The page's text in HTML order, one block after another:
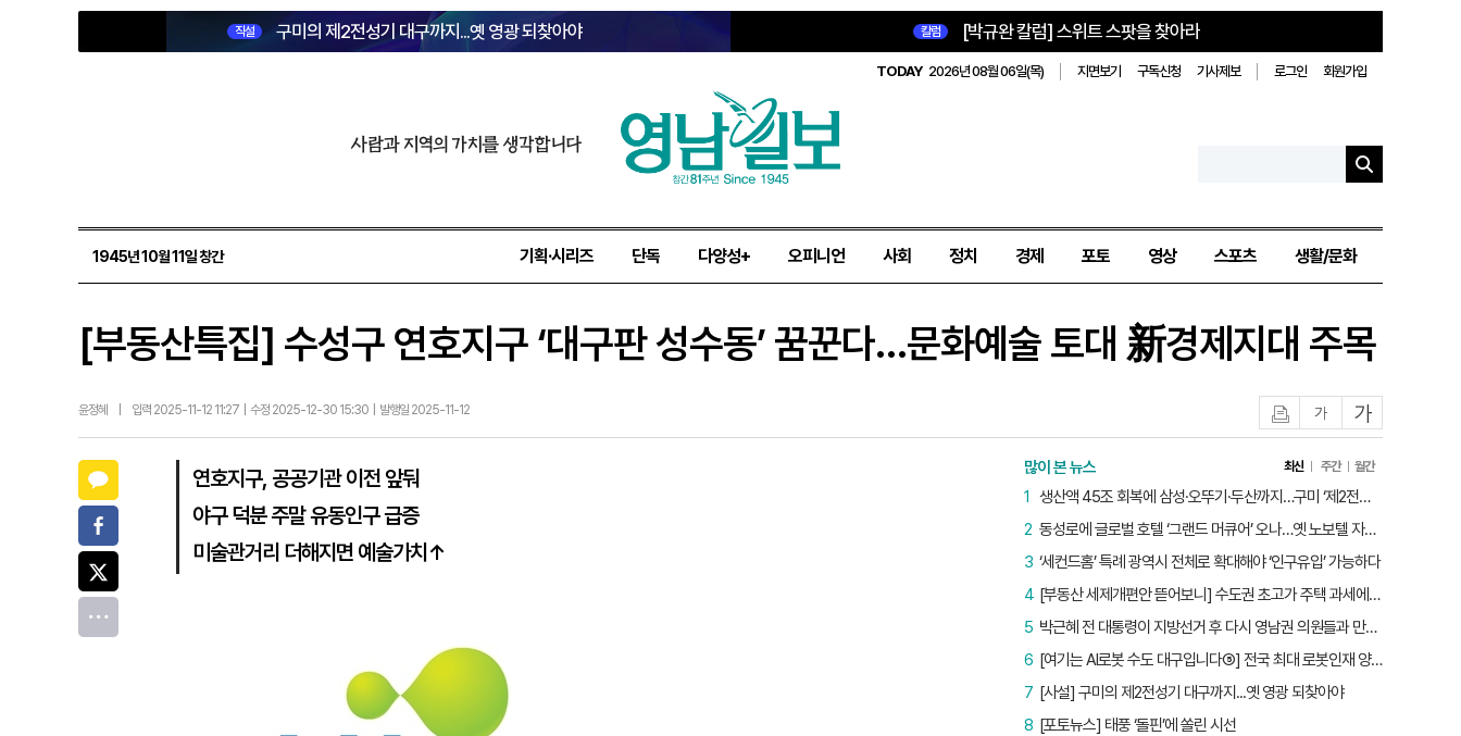
직설 구미의 제2전성기 대구까지...옛 영광 되찾아야 칼럼 [박규완 칼럼] 스위트 스팟을 찾아라
TODAY 2026년 08월 06일(목) 지면보기 구독신청 기사제보 로그인 회원가입
사람과 지역의 가치를 생각합니다
1945년 10월 11일 창간 기획·시리즈 단독 다양성+ 오피니언 사회 정치 경제 포토 영상 스포츠 생활/문화
[부동산특집] 수성구 연호지구 ‘대구판 성수동’ 꿈꾼다…문화예술 토대 新경제지대 주목
윤정혜 입력 2025-11-12 11:27 | 수정 2025-12-30 15:30 | 발행일 2025-11-12 글자작게글자크게
연호지구, 공공기관 이전 앞둬
야구 덕분 주말 유동인구 급증
미술관거리 더해지면 예술가치↑
많이 본 뉴스 최신 주간 월간
생산액 45조 회복에 삼성·오뚜기·두산까지…구미 ‘제2전성기’ 시작됐다
1
동성로에 글로벌 호텔 ‘그랜드 머큐어’ 오나…옛 노보텔 자리 사무실 개설
2
‘세컨드홈’ 특례 광역시 전체로 확대해야 ‘인구유입’ 가능하다
3
[부동산 세제개편안 뜯어보니] 수도권 초고가 주택 과세에만 초점…침체된 지방 부동산 대책은 없다
4
박근혜 전 대통령이 지방선거 후 다시 영남권 의원들과 만난 이유는?
5
[여기는 AI로봇 수도 대구입니다⑤] 전국 최대 로봇인재 양성소…“대구산업 맞춤형 교육과정 만들자”
6
[사설] 구미의 제2전성기 대구까지...옛 영광 되찾아야
7
[포토뉴스] 태풍 ‘돌핀’에 쏠린 시선
8